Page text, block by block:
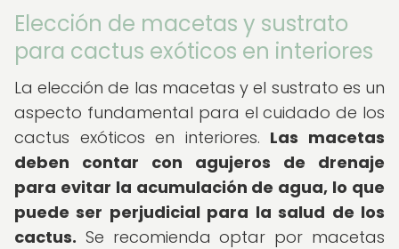
Elección de macetas y sustrato
para cactus exóticos en interiores
La elección de las macetas y el sustrato es un
aspecto fundamental para el cuidado de los
cactus exóticos en interiores. Las macetas
deben contar con agujeros de drenaje
para evitar la acumulación de agua, lo que
puede ser perjudicial para la salud de los
cactus. Se recomienda optar por macetas